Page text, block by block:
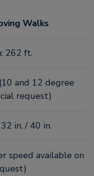
Walks
262 ft.
and 12 degree
request)
in. / 40 in.
speed available on